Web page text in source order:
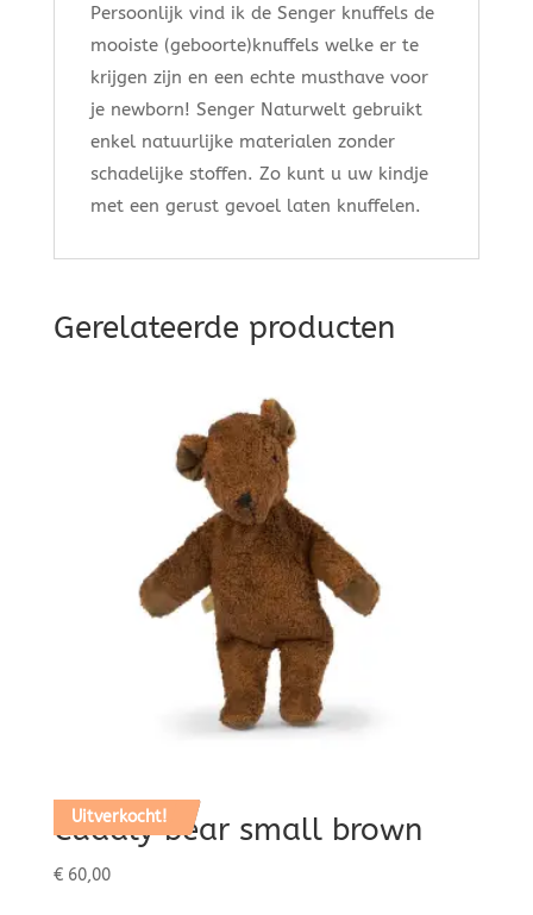
Persoonlijk vind ik de Senger knuffels de
mooiste (geboorte)knuffels welke er te
krijgen zijn en een echte musthave voor
je newborn! Senger Naturwelt gebruikt
enkel natuurlijke materialen zonder
schadelijke stoffen. Zo kunt u uw kindje
met een gerust gevoel laten knuffelen.
Gerelateerde producten
Uitverkocht!
Cuddly bear small brown
€60,00